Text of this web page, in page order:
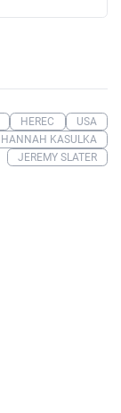
HEREC
USA
HANNAH KASULKA
JEREMY SLATER